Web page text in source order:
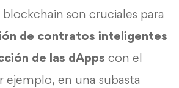
son cruciales para
de contratos inteligentes
de las dApps con el
ejemplo, en una subasta